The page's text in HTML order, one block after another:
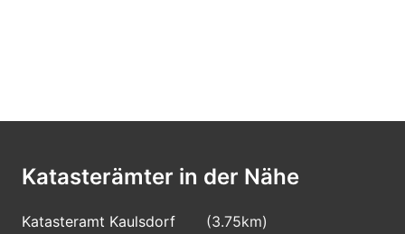
Katasterämter in der Nähe
Katasteramt Kaulsdorf
(3.75km)